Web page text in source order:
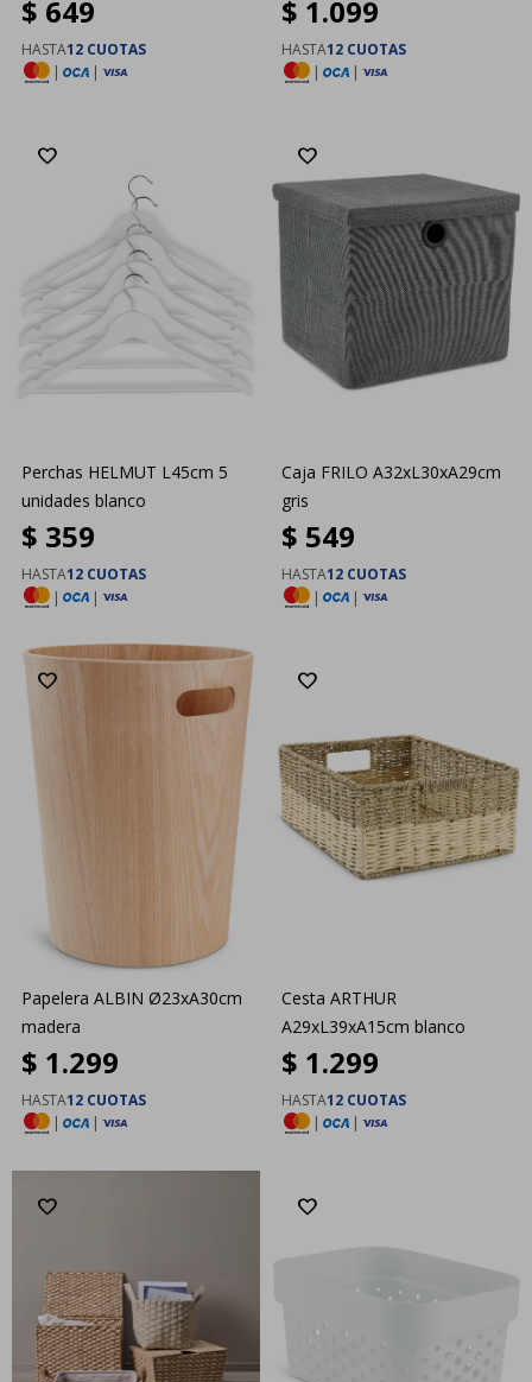
$ 649
HASTA12 CUOTAS
|
|
$ 1.099
HASTA12 CUOTAS
|
|
Perchas HELMUT L45cm 5
unidades blanco
$ 359
HASTA12 CUOTAS
|
|
Caja FRILO A32xL30xA29cm
gris
$ 549
HASTA12 CUOTAS
|
|
Papelera ALBIN Ø23xA30cm
madera
$ 1.299
HASTA12 CUOTAS
|
|
Cesta ARTHUR
A29xL39xA15cm blanco
$ 1.299
HASTA12 CUOTAS
|
|